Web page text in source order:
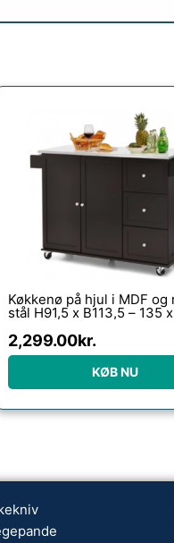
Køkkenø på hjul i MDF og
stål H91,5 x B113,5 – 135
2,299.00kr.
KØB NU